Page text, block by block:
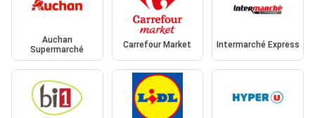
Auchan
Supermarché
Carrefour Market Intermarché Express